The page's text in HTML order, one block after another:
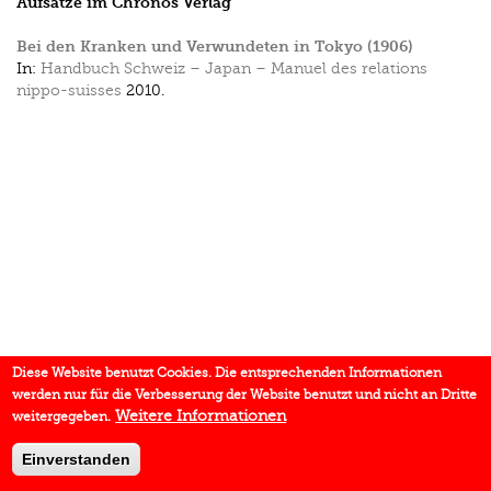
Bei den Kranken und Verwundeten in Tokyo (1906)
In: Handbuch Schweiz – Japan – Manuel des relations
nippo-suisses 2010.
Diese Website benutzt Cookies. Die entsprechenden Informationen
werden nur für die Verbesserung der Website benutzt und nicht an Dritte
weitergegeben. Weitere Informationen
Einverstanden